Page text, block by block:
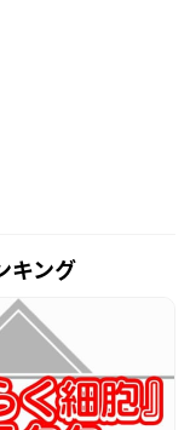
キング